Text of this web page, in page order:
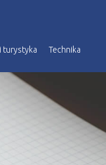
turystyka
Technika